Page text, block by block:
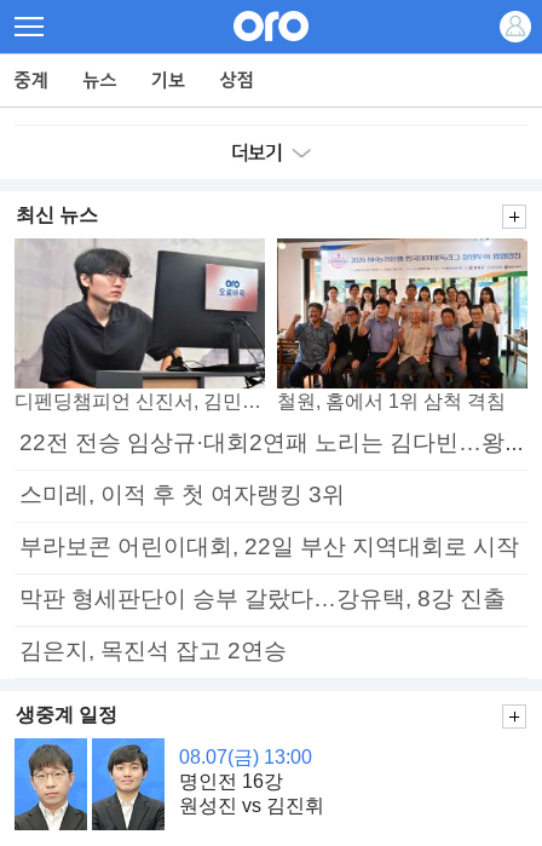
최신 뉴스
디펜딩챔피언 신진서, 김민석 꺾고 8강으로 철원, 홈에서 1위 삼척 격침
22전 전승 임상규·대회2연패 노리는 김다빈…왕중왕전 16강 7일부터
스미레, 이적 후 첫 여자랭킹 3위
부라보콘 어린이대회, 22일 부산 지역대회로 시작
막판 형세판단이 승부 갈랐다…강유택, 8강 진출
김은지, 목진석 잡고 2연승
생중계 일정
08.07(금) 13:00
명인전 16강
원성진 vs 김진휘